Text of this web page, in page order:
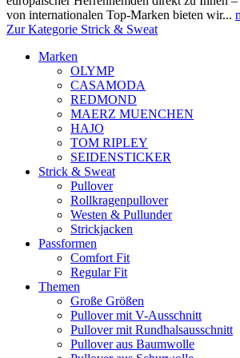
von internationalen Top-Marken bieten wir...
Zur Kategorie Strick & Sweat
Marken
OLYMP
CASAMODA
REDMOND
MAERZ MUENCHEN
HAJO
TOM RIPLEY
SEIDENSTICKER
Strick & Sweat
Pullover
Rollkragenpullover
Westen & Pullunder
Strickjacken
Passformen
Comfort Fit
Regular Fit
Themen
Große Größen
Pullover mit V-Ausschnitt
Pullover mit Rundhalsausschnitt
Pullover aus Baumwolle